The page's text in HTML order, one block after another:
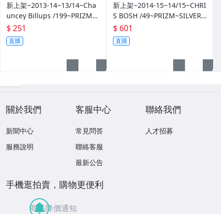
新上架~2013-14~13/14~Cha
uncey Billups /199~PRIZM~S
ILVER~藍亮~限量/199~10601
14-1
$ 251
直購
新上架~2014-15~14/15~CHRI
S BOSH /49~PRIZM~SILVER~
紅亮~低限量/49~1060114-1
$ 601
直購
關於我們
新聞中心
服務說明
客服中心
常見問答
聯絡客服
最新公告
聯絡我們
人才招募
手機逛拍賣，購物更便利
商品降價通知